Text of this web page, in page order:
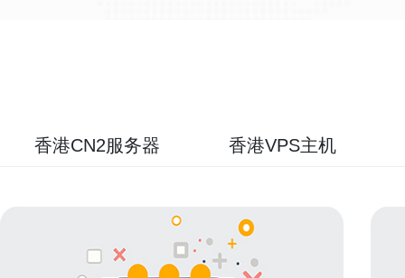
香港CN2服务器 香港VPS主机